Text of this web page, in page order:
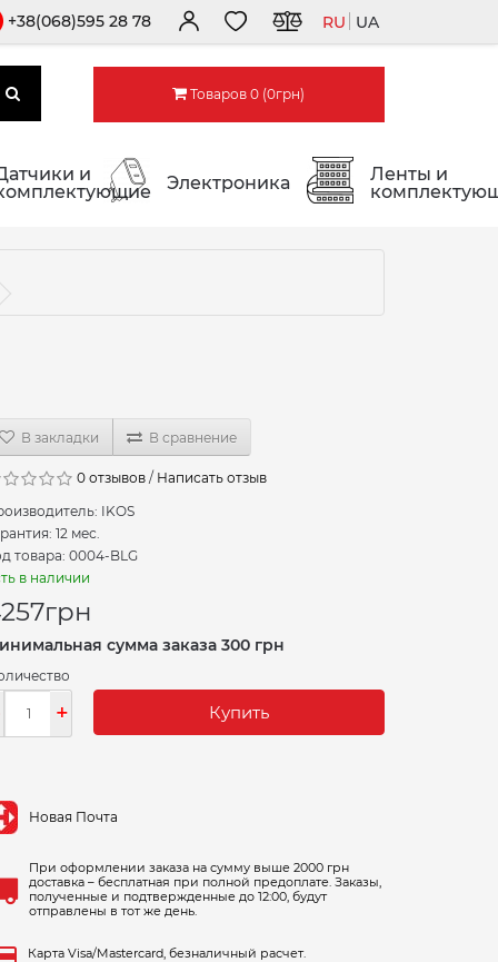
+38(068)595 28 78 RU UA
Товаров 0 (0грн)
и
Электроника
Ленты и
В закладки В сравнение
0 отзывов / Написать отзыв
IKOS
12 мес.
товара: 0004-BLG
в наличии
грн
сумма заказа 300 грн
+ Купить
Новая Почта
При оформлении заказа на сумму выше 2000 грн
доставка – бесплатная при полной предоплате. Заказы,
полученные и подтвержденные до 12:00, будут
отправлены в тот же день.
Карта Visa/Mastercard, безналичный расчет.